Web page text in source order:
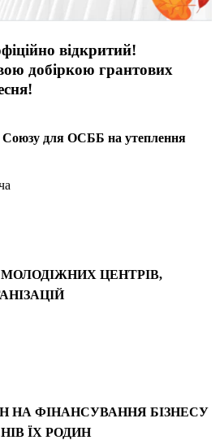
відкритий!
добіркою грантових
Союзу для ОСББ на утеплення
МОЛОДІЖНИХ ЦЕНТРІВ,
ГРН НА ФІНАНСУВАННЯ БІЗНЕСУ
ЇХ РОДИН